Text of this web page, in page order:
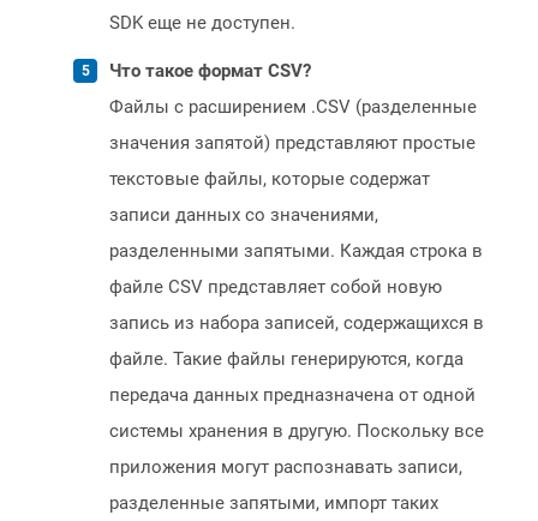
SDK еще не доступен.
Что такое формат CSV?
Файлы с расширением .CSV (разделенные
значения запятой) представляют простые
текстовые файлы, которые содержат
записи данных со значениями,
разделенными запятыми. Каждая строка в
файле CSV представляет собой новую
запись из набора записей, содержащихся в
файле. Такие файлы генерируются, когда
передача данных предназначена от одной
системы хранения в другую. Поскольку все
приложения могут распознавать записи,
разделенные запятыми, импорт таких